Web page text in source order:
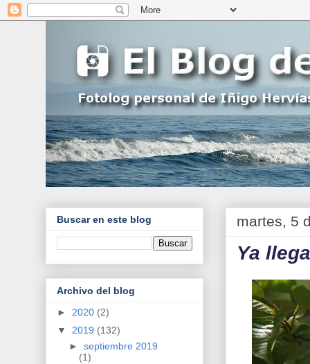
martes, 5
Ya
Buscar en este blog
Archivo del blog
► 2020 (2)
▼ 2019 (132)
► septiembre 2019
(1)